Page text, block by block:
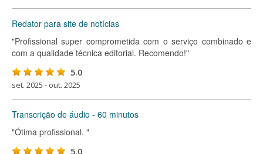
Redator para site de notícias
"Profissional super comprometida com o serviço combinado e
com a qualidade técnica editorial. Recomendo!"
5.0
set. 2025 - out. 2025
Transcrição de áudio - 60 minutos
"Ótima profissional. "
5.0